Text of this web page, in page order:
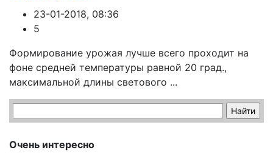
23-01-2018, 08:36
5
Формирование урожая лучше всего проходит на
фоне средней температуры равной 20 град.,
максимальной длины светового ...
Очень интересно